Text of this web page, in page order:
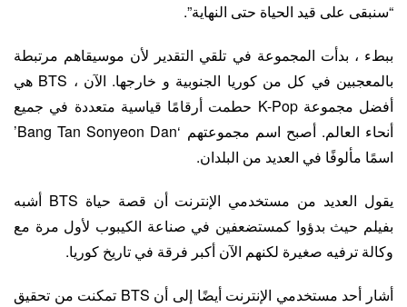
“سنبقى على قيد الحياة حتى النهاية”.
ببطء ، بدأت المجموعة في تلقي التقدير لأن موسيقاهم مرتبطة
بالمعجبين في كل من كوريا الجنوبية و خارجها. الآن ، BTS هي
أفضل مجموعة K-Pop حطمت أرقامًا قياسية متعددة في جميع
أنحاء العالم. أصبح اسم مجموعتهم ‘Bang Tan Sonyeon Dan’
اسمًا مألوفًا في العديد من البلدان.
يقول العديد من مستخدمي الإنترنت أن قصة حياة BTS أشبه
بفيلم حيث بدؤوا كمستضعفين في صناعة الكيبوب لأول مرة مع
وكالة ترفيه صغيرة لكنهم الآن أكبر فرقة في تاريخ كوريا.
أشار أحد مستخدمي الإنترنت أيضًا إلى أن BTS تمكنت من تحقيق